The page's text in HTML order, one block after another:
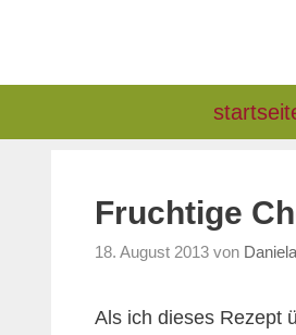
Fruchtige
18. August 2013 von Daniela
Als ich dieses Rezept